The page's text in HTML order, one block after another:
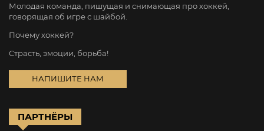
Молодая команда, пишущая и снимающая про хоккей,
говорящая об игре с шайбой.
Почему хоккей?
Страсть, эмоции, борьба!
НАПИШИТЕ НАМ
ПАРТНЁРЫ